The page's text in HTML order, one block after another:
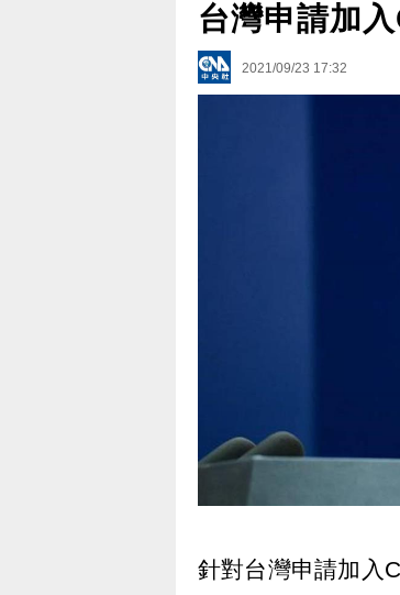
台灣申請加
2021/09/23 17:32
針對台灣申請加入